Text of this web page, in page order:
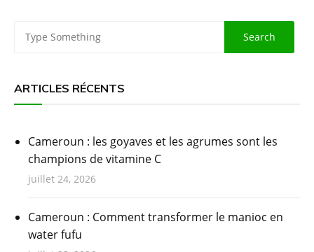
ARTICLES RÉCENTS
Cameroun : les goyaves et les agrumes sont les
champions de vitamine C
juillet 24, 2026
Cameroun : Comment transformer le manioc en
water fufu